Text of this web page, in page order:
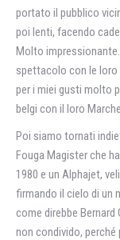
portato il pubblico
poi lenti, facendo
Molto
spettacolo con le loro
per i miei gusti molto
belgi con il loro
Poi siamo tornati
Fouga Magister che
1980 e un Alphajet,
firmando il cielo di un
come direbbe
non condivido, perché